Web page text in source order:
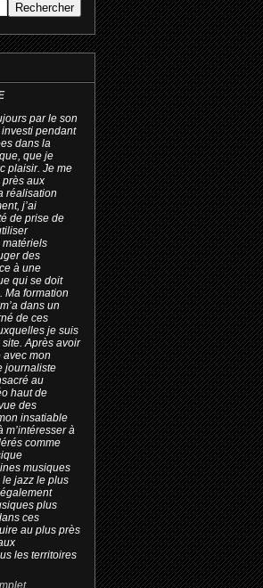
par le son
investi pendant
dans la
que je
plaisir. Je me
près aux
réalisation
j’ai
de prise de
des
à une
qui se doit
Ma formation
dans un
de ces
je suis
Après avoir
mon
journaliste
au
haut de
des
insatiable
m’intéresser à
comme
musiques
jazz le plus
plus
ces
au plus près
les territoires